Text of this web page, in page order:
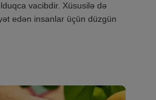
vacibdir. Xüsusilə də
edən insanlar üçün düzgün